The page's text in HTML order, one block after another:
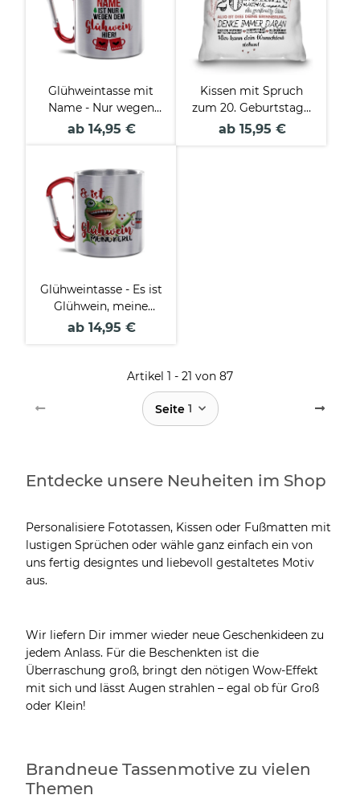
Glühweintasse mit
Name - Nur wegen
dem Glühwein hier -
ab 14,95 €
Kissen mit Spruch
zum 20. Geburtstag -
mit Wunschtext
ab 15,95 €
Glühweintasse - Es ist
Glühwein, meine
Kerle - Edelstahltasse
ab 14,95 €
Artikel 1 - 21 von 87
Seite 1
Entdecke unsere Neuheiten im Shop
Personalisiere Fototassen, Kissen oder Fußmatten mit
lustigen Sprüchen oder wähle ganz einfach ein von
uns fertig designtes und liebevoll gestaltetes Motiv
aus.
Wir liefern Dir immer wieder neue Geschenkideen zu
jedem Anlass. Für die Beschenkten ist die
Überraschung groß, bringt den nötigen Wow-Effekt
mit sich und lässt Augen strahlen – egal ob für Groß
oder Klein!
Brandneue Tassenmotive zu vielen
Themen